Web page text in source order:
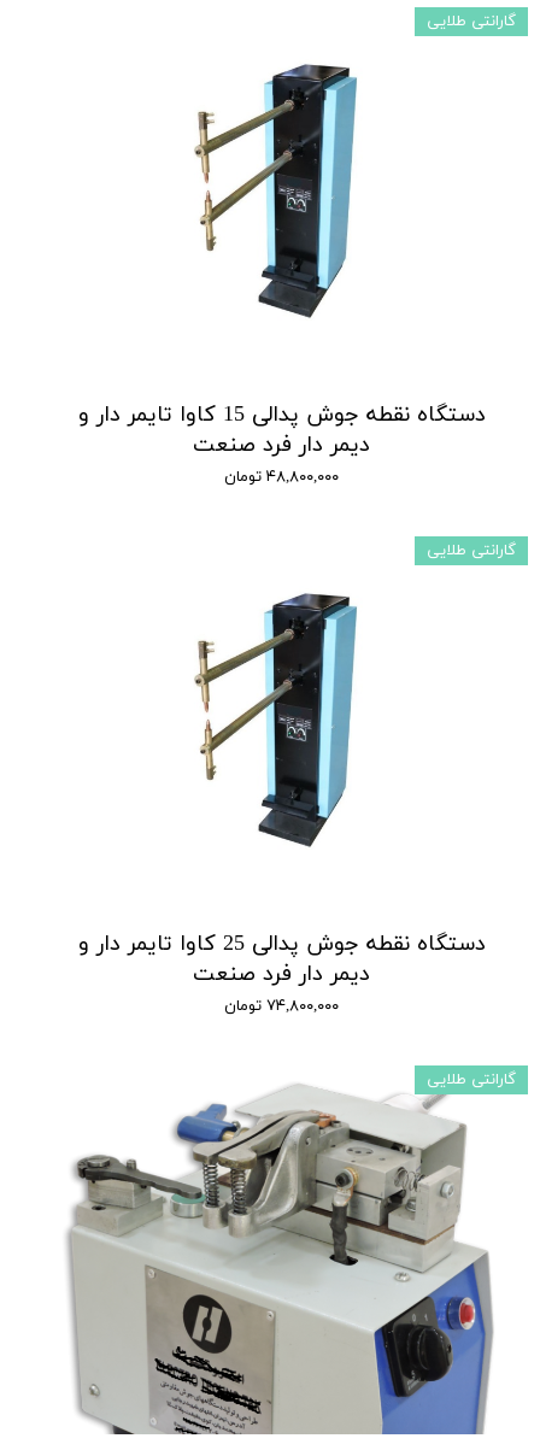
دستگاه نقطه جوش پدالی 15 کاوا تایمر دار و
دیمر دار فرد صنعت
۴۸,۸۰۰,۰۰۰ تومان
گارانتی طلایی
دستگاه نقطه جوش پدالی 25 کاوا تایمر دار و
دیمر دار فرد صنعت
۷۴,۸۰۰,۰۰۰ تومان
گارانتی طلایی
گارانتی طلایی